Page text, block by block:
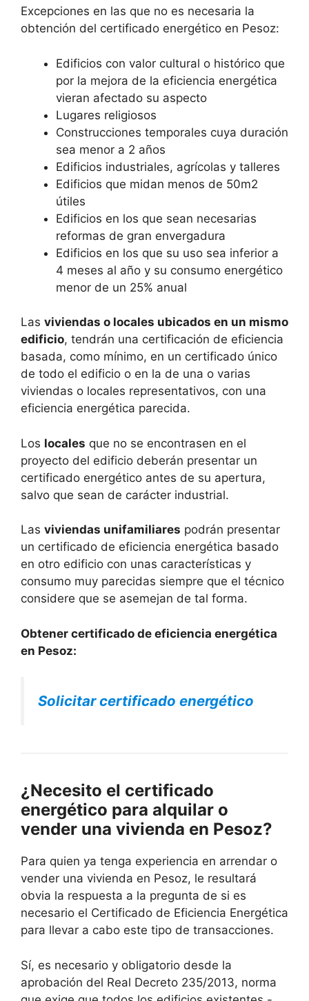
Excepciones en las que no es necesaria la
obtención del certificado energético en Pesoz:
Edificios con valor cultural o histórico que
por la mejora de la eficiencia energética
vieran afectado su aspecto
Lugares religiosos
Construcciones temporales cuya duración
sea menor a 2 años
Edificios industriales, agrícolas y talleres
Edificios que midan menos de 50m2
útiles
Edificios en los que sean necesarias
reformas de gran envergadura
Edificios en los que su uso sea inferior a
4 meses al año y su consumo energético
menor de un 25% anual
Las viviendas o locales ubicados en un mismo
edificio, tendrán una certificación de eficiencia
basada, como mínimo, en un certificado único
de todo el edificio o en la de una o varias
viviendas o locales representativos, con una
eficiencia energética parecida.
Los locales que no se encontrasen en el
proyecto del edificio deberán presentar un
certificado energético antes de su apertura,
salvo que sean de carácter industrial.
Las viviendas unifamiliares podrán presentar
un certificado de eficiencia energética basado
en otro edificio con unas características y
consumo muy parecidas siempre que el técnico
considere que se asemejan de tal forma.
Obtener certificado de eficiencia energética
en Pesoz:
Solicitar certificado energético
¿Necesito el certificado
energético para alquilar o
vender una vivienda en Pesoz?
Para quien ya tenga experiencia en arrendar o
vender una vivienda en Pesoz, le resultará
obvia la respuesta a la pregunta de si es
necesario el Certificado de Eficiencia Energética
para llevar a cabo este tipo de transacciones.
Sí, es necesario y obligatorio desde la
aprobación del Real Decreto 235/2013, norma